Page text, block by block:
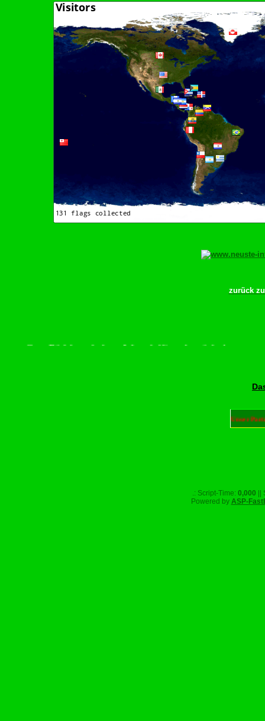
zurück
drehen–Wurschdfingr bewächn!
Unser
.: Script-Time: 0,000
Powered by ASP-